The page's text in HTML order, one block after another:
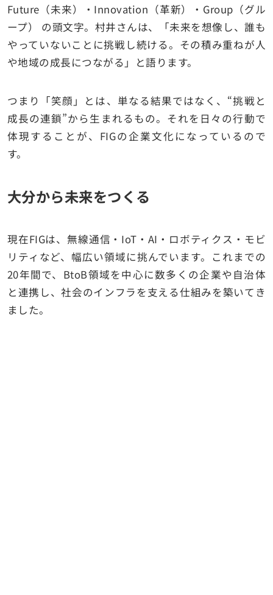
Future（未来）・Innovation（革新）・Group（グル
ープ） の頭文字。村井さんは、「未来を想像し、誰も
やっていないことに挑戦し続ける。その積み重ねが人
や地域の成長につながる」と語ります。
つまり「笑顔」とは、単なる結果ではなく、“挑戦と
成長の連鎖”から生まれるもの。それを日々の行動で
体現することが、FIGの企業文化になっているので
す。
大分から未来をつくる
現在FIGは、無線通信・IoT・AI・ロボティクス・モビ
リティなど、幅広い領域に挑んでいます。これまでの
20年間で、BtoB領域を中心に数多くの企業や自治体
と連携し、社会のインフラを支える仕組みを築いてき
ました。